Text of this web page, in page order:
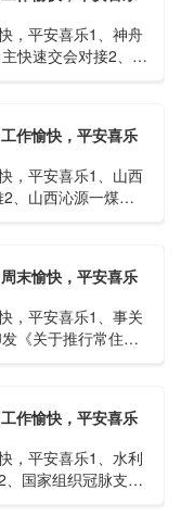
，平安喜乐1、神舟
快速交会对接2、山
作愉快，平安喜乐
，平安喜乐1、山西
、山西沁源一煤矿
末愉快，平安喜乐
，平安喜乐1、事关
《关于推行常住地
作愉快，平安喜乐
，平安喜乐1、水利
、国家组织冠脉支架